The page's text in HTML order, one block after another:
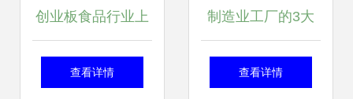
创业板食品行业上
市企业盘点与市值
查看详情
制造业工厂的3大
隐形浪费，德沃克
查看详情